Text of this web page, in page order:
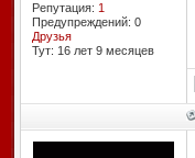
Репутация: 1
Предупреждений: 0
Друзья
Тут: 16 лет 9 месяцев